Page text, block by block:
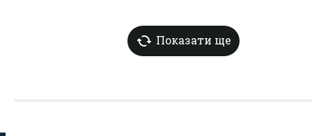
Показати ще